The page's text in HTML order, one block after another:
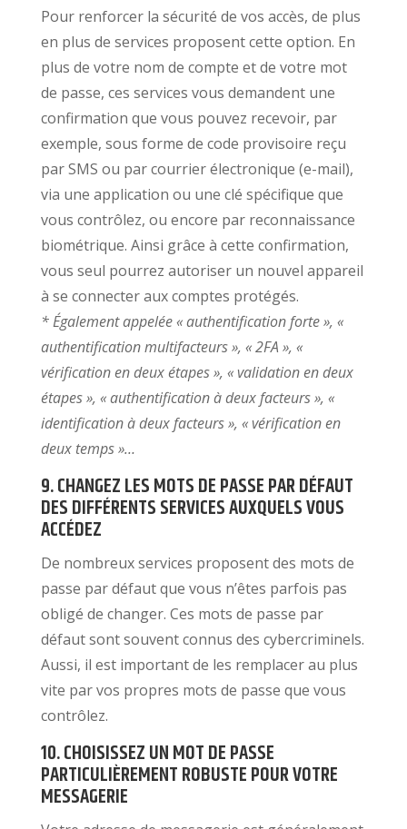
Pour renforcer la sécurité de vos accès, de plus
en plus de services proposent cette option. En
plus de votre nom de compte et de votre mot
de passe, ces services vous demandent une
confirmation que vous pouvez recevoir, par
exemple, sous forme de code provisoire reçu
par SMS ou par courrier électronique (e-mail),
via une application ou une clé spécifique que
vous contrôlez, ou encore par reconnaissance
biométrique. Ainsi grâce à cette confirmation,
vous seul pourrez autoriser un nouvel appareil
à se connecter aux comptes protégés.
* Également appelée « authentification forte », «
authentification multifacteurs », « 2FA », «
vérification en deux étapes », « validation en deux
étapes », « authentification à deux facteurs », «
identification à deux facteurs », « vérification en
deux temps »…
9. CHANGEZ LES MOTS DE PASSE PAR DÉFAUT
DES DIFFÉRENTS SERVICES AUXQUELS VOUS
ACCÉDEZ
De nombreux services proposent des mots de
passe par défaut que vous n’êtes parfois pas
obligé de changer. Ces mots de passe par
défaut sont souvent connus des cybercriminels.
Aussi, il est important de les remplacer au plus
vite par vos propres mots de passe que vous
contrôlez.
10. CHOISISSEZ UN MOT DE PASSE
PARTICULIÈREMENT ROBUSTE POUR VOTRE
MESSAGERIE